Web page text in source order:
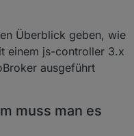
Überblick geben, wie
einem js-controller 3.x
ausgeführt
muss man es